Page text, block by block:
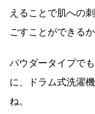
えることで肌への
ごすことができる
パウダータイプで
に、ドラム式洗濯
ね。